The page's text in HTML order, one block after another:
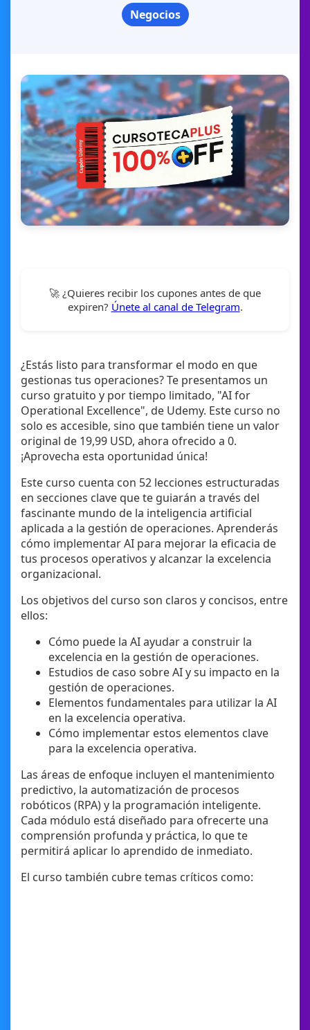
Negocios
🚀 ¿Quieres recibir los cupones antes de que
expiren? Únete al canal de Telegram.
¿Estás listo para transformar el modo en que
gestionas tus operaciones? Te presentamos un
curso gratuito y por tiempo limitado, "AI for
Operational Excellence", de Udemy. Este curso no
solo es accesible, sino que también tiene un valor
original de 19,99 USD, ahora ofrecido a 0.
¡Aprovecha esta oportunidad única!
Este curso cuenta con 52 lecciones estructuradas
en secciones clave que te guiarán a través del
fascinante mundo de la inteligencia artificial
aplicada a la gestión de operaciones. Aprenderás
cómo implementar AI para mejorar la eficacia de
tus procesos operativos y alcanzar la excelencia
organizacional.
Los objetivos del curso son claros y concisos, entre
ellos:
Cómo puede la AI ayudar a construir la
excelencia en la gestión de operaciones.
Estudios de caso sobre AI y su impacto en la
gestión de operaciones.
Elementos fundamentales para utilizar la AI
en la excelencia operativa.
Cómo implementar estos elementos clave
para la excelencia operativa.
Las áreas de enfoque incluyen el mantenimiento
predictivo, la automatización de procesos
robóticos (RPA) y la programación inteligente.
Cada módulo está diseñado para ofrecerte una
comprensión profunda y práctica, lo que te
permitirá aplicar lo aprendido de inmediato.
El curso también cubre temas críticos como: